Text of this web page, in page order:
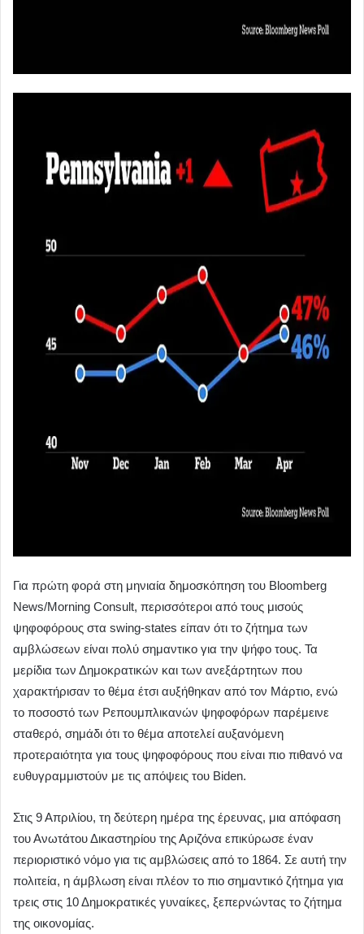
Για πρώτη φορά στη μηνιαία δημοσκόπηση του Bloomberg
News/Morning Consult, περισσότεροι από τους μισούς
ψηφοφόρους στα swing-states είπαν ότι το ζήτημα των
αμβλώσεων είναι πολύ σημαντικο για την ψήφο τους. Τα
μερίδια των Δημοκρατικών και των ανεξάρτητων που
χαρακτήρισαν το θέμα έτσι αυξήθηκαν από τον Μάρτιο, ενώ
το ποσοστό των Ρεπουμπλικανών ψηφοφόρων παρέμεινε
σταθερό, σημάδι ότι το θέμα αποτελεί αυξανόμενη
προτεραιότητα για τους ψηφοφόρους που είναι πιο πιθανό να
ευθυγραμμιστούν με τις απόψεις του Biden.
Στις 9 Απριλίου, τη δεύτερη ημέρα της έρευνας, μια απόφαση
του Ανωτάτου Δικαστηρίου της Αριζόνα επικύρωσε έναν
περιοριστικό νόμο για τις αμβλώσεις από το 1864. Σε αυτή την
πολιτεία, η άμβλωση είναι πλέον το πιο σημαντικό ζήτημα για
τρεις στις 10 Δημοκρατικές γυναίκες, ξεπερνώντας το ζήτημα
της οικονομίας.